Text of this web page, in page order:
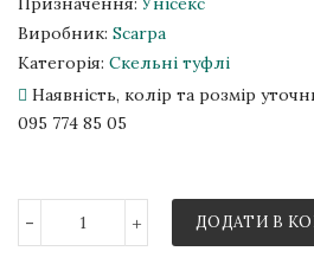
Виробник: Scarpa
Категорія: Скельні туфлі
Наявність, колір та розмір
095 774 85 05
- + ДОДАТИ В